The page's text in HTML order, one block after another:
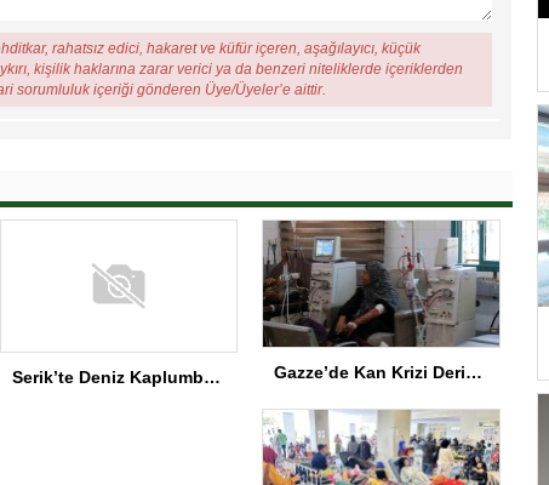
rahatsız edici, hakaret ve küfür içeren, aşağılayıcı, küçük
kişilik haklarına zarar verici ya da benzeri niteliklerde içeriklerden
sorumluluk içeriği gönderen Üye/Üyeler’e aittir.
Serik’te Deniz Kaplumbağaları İçin Temizlik Gazze’de Kan Krizi Derinleşiyor